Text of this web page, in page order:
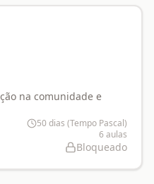
na comunidade e
50 dias (Tempo Pascal)
6 aulas
Bloqueado